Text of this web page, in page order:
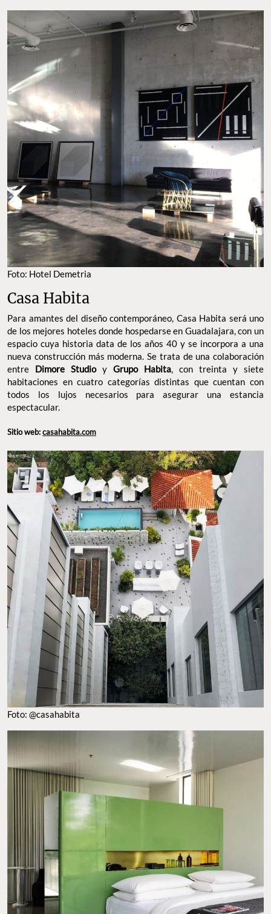
Foto: Hotel Demetria
Casa Habita
Para amantes del diseño contemporáneo, Casa Habita será uno
de los mejores hoteles donde hospedarse en Guadalajara, con un
espacio cuya historia data de los años 40 y se incorpora a una
nueva construcción más moderna. Se trata de una colaboración
entre Dimore Studio y Grupo Habita, con treinta y siete
habitaciones en cuatro categorías distintas que cuentan con
todos los lujos necesarios para asegurar una estancia
espectacular.
Sitio web:casahabita.com
Foto: @casahabita